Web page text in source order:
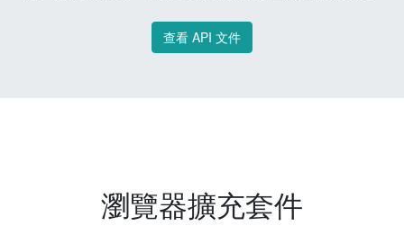
查看 API 文件
瀏覽器擴充套件